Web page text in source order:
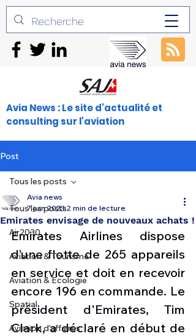
Avia News : Le site d'actualité et
consulting sur l'aviation
Post
Tous les posts
Air2030
Aviation & Tourisme
Aviation & Ecologie
Spatial
Aviation d'affaires
Tous les posts
Emirates envisage de nouveaux achats !
Avia news
7 juin 2023 2 min de lecture
Emirates Airlines dispose
d’une flotte de 265 appareils
en service et doit en recevoir
encore 196 en commande. Le
président d'Emirates, Tim
Clark, a déclaré en début de